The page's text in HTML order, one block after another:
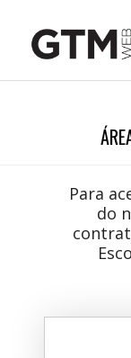
Para
do